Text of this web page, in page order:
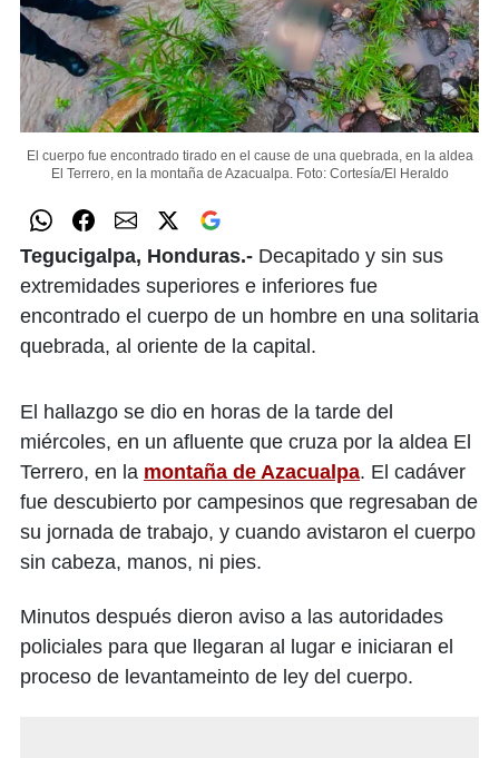
El cuerpo fue encontrado tirado en el cause de una quebrada, en la aldea
El Terrero, en la montaña de Azacualpa. Foto: Cortesía/El Heraldo
Tegucigalpa, Honduras.- Decapitado y sin sus
extremidades superiores e inferiores fue
encontrado el cuerpo de un hombre en una solitaria
quebrada, al oriente de la capital.
El hallazgo se dio en horas de la tarde del
miércoles, en un afluente que cruza por la aldea El
Terrero, en la montaña de Azacualpa. El cadáver
fue descubierto por campesinos que regresaban de
su jornada de trabajo, y cuando avistaron el cuerpo
sin cabeza, manos, ni pies.
Minutos después dieron aviso a las autoridades
policiales para que llegaran al lugar e iniciaran el
proceso de levantameinto de ley del cuerpo.